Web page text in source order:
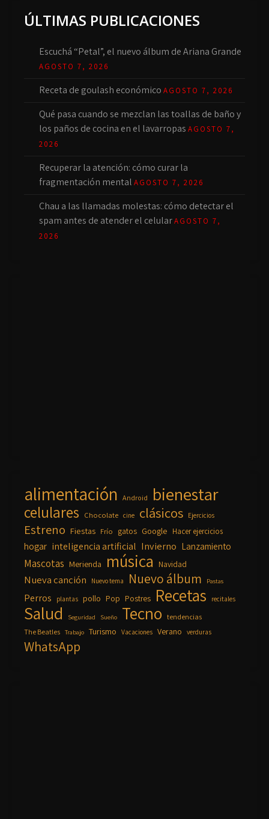
ÚLTIMAS PUBLICACIONES
Escuchá “Petal”, el nuevo álbum de Ariana Grande
AGOSTO 7, 2026
Receta de goulash económico AGOSTO 7, 2026
Qué pasa cuando se mezclan las toallas de baño y
los paños de cocina en el lavarropas AGOSTO 7,
2026
Recuperar la atención: cómo curar la
fragmentación mental AGOSTO 7, 2026
Chau a las llamadas molestas: cómo detectar el
spam antes de atender el celularAGOSTO 7,
2026
alimentación Android bienestar
celulares Chocolate cine clásicos Ejercicios
Estreno Fiestas Frío gatos Google Hacer ejercicios
hogar inteligencia artificial Invierno Lanzamiento
Mascotas Merienda música Navidad
Nueva canción Nuevo tema Nuevo álbum Pastas
Perros plantas pollo Pop Postres Recetas recitales
Salud Seguridad Sueño Tecno tendencias
The Beatles Trabajo Turismo Vacaciones Verano verduras
WhatsApp